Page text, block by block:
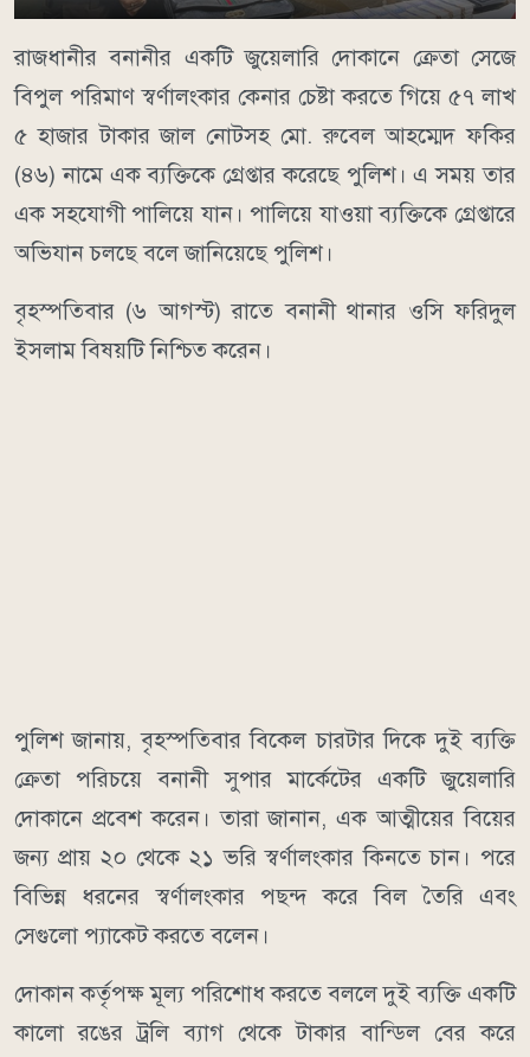
রাজধানীর বনানীর একটি জুয়েলারি দোকানে ক্রেতা সেজে
বিপুল পরিমাণ স্বর্ণালংকার কেনার চেষ্টা করতে গিয়ে ৫৭ লাখ
৫ হাজার টাকার জাল নোটসহ মো. রুবেল আহম্মেদ ফকির
(৪৬) নামে এক ব্যক্তিকে গ্রেপ্তার করেছে পুলিশ। এ সময় তার
এক সহযোগী পালিয়ে যান। পালিয়ে যাওয়া ব্যক্তিকে গ্রেপ্তারে
অভিযান চলছে বলে জানিয়েছে পুলিশ।
বৃহস্পতিবার (৬ আগস্ট) রাতে বনানী থানার ওসি ফরিদুল
ইসলাম বিষয়টি নিশ্চিত করেন।
পুলিশ জানায়, বৃহস্পতিবার বিকেল চারটার দিকে দুই ব্যক্তি
ক্রেতা পরিচয়ে বনানী সুপার মার্কেটের একটি জুয়েলারি
দোকানে প্রবেশ করেন। তারা জানান, এক আত্মীয়ের বিয়ের
জন্য প্রায় ২০ থেকে ২১ ভরি স্বর্ণালংকার কিনতে চান। পরে
বিভিন্ন ধরনের স্বর্ণালংকার পছন্দ করে বিল তৈরি এবং
সেগুলো প্যাকেট করতে বলেন।
দোকান কর্তৃপক্ষ মূল্য পরিশোধ করতে বললে দুই ব্যক্তি একটি
কালো রঙের ট্রলি ব্যাগ থেকে টাকার বান্ডিল বের করে